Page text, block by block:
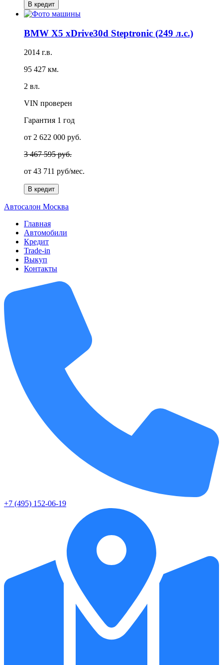
В кредит
BMW X5 xDrive30d Steptronic (249 л.с.)
2014 г.в.
95 427 км.
2 вл.
VIN проверен
Гарантия 1 год
от 2 622 000 руб.
3 467 595 руб.
от 43 711 руб/мес.
В кредит
Автосалон Москва
Главная
Автомобили
Кредит
Trade-in
Выкуп
Контакты
+7 (495) 152-06-19